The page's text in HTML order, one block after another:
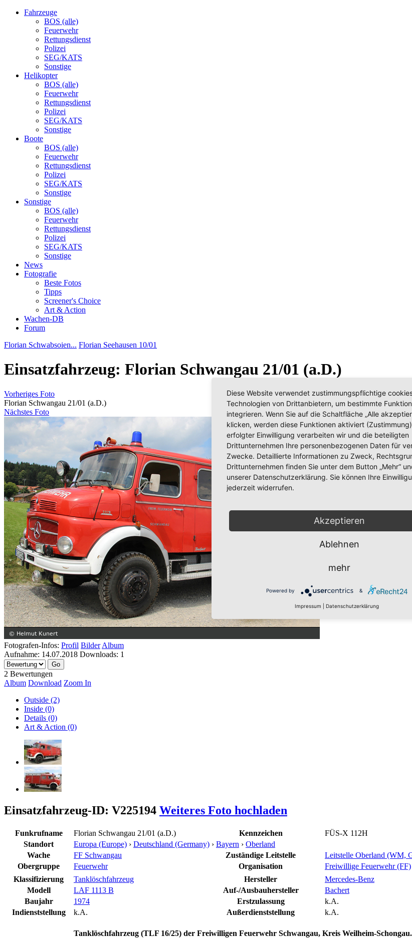
Fahrzeuge
BOS (alle)
Feuerwehr
Rettungsdienst
Polizei
SEG/KATS
Sonstige
Helikopter
BOS (alle)
Feuerwehr
Rettungsdienst
Polizei
SEG/KATS
Sonstige
Boote
BOS (alle)
Feuerwehr
Rettungsdienst
Polizei
SEG/KATS
Sonstige
Sonstige
BOS (alle)
Feuerwehr
Rettungsdienst
Polizei
SEG/KATS
Sonstige
News
Fotografie
Beste Fotos
Tipps
Screener's Choice
Art & Action
Wachen-DB
Forum
Florian Schwabsoien... Florian Seehausen 10/01
Einsatzfahrzeug: Florian Schwangau 21/01 (a.D.)
Vorheriges Foto
Florian Schwangau 21/01 (a.D.)
Nächstes Foto
Fotografen-Infos: Profil Bilder Album
Aufnahme: 14.07.2018 Downloads: 1
2 Bewertungen
Album Download Zoom In
Outside (2)
Inside (0)
Details (0)
Art & Action (0)
Einsatzfahrzeug-ID: V225194 Weiteres Foto hochladen
Funkrufname Florian Schwangau 21/01 (a.D.) Kennzeichen
FÜS-X 112H
Standort
Europa (Europe) › Deutschland (Germany) › Bayern › Oberland
Wache
FF Schwangau Zuständige Leitstelle
Leitstelle Oberland (WM,
Obergruppe
Feuerwehr Organisation
Freiwillige Feuerwehr (FF)
Klassifizierung
Tanklöschfahrzeug Hersteller
Mercedes-Benz
Modell
LAF 1113 B Auf-/Ausbauhersteller
Bachert
Baujahr
1974 Erstzulassung
k.A.
Indienststellung
k.A. Außerdienststellung k.A.
Tanklöschfahrzeug (TLF 16/25) der Freiwilligen Feuerwehr Schwangau, Kreis Weilheim-Schongau.
Diese Website verwendet zustimmungspflichtige
Technologien von Drittanbietern, um bestimmte
integrieren. Wenn Sie auf die Schaltfläche „Alle
klicken, werden diese Funktionen aktiviert
erfolgter Einwilligung verarbeiten wir und die beteiligten
Drittunternehmen Ihre personenbezogenen Daten für
Zwecke. Detaillierte Informationen zu Zweck,
Drittunternehmen finden Sie unter dem Button „Mehr“
unserer Datenschutzerklärung. Sie können Ihre
jederzeit widerrufen.
Akzeptieren
Ablehnen
mehr
Powered by &
Impressum Datenschutzerklärung